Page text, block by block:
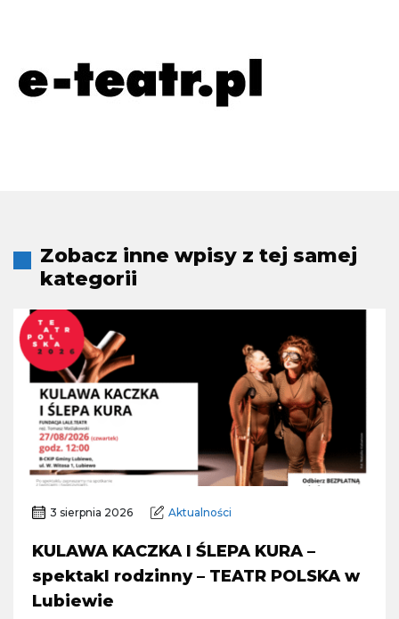
Zobacz inne wpisy z tej samej
kategorii
3 sierpnia 2026 Aktualności
KULAWA KACZKA I ŚLEPA KURA –
spektakl rodzinny – TEATR POLSKA w
Lubiewie